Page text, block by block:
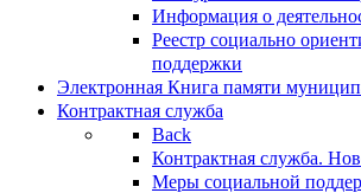
Информация о
Реестр социально
поддержки
Электронная Книга памяти
Контрактная служба
Back
Контрактная служба.
Меры социальной